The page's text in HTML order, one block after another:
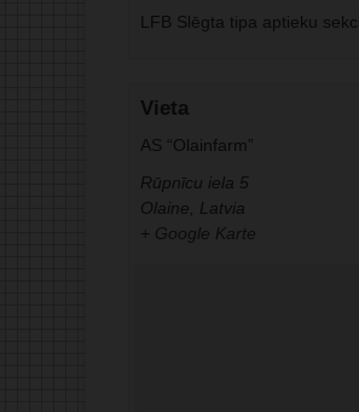
LFB Slēgta tipa aptieku
Vieta
AS “Olainfarm”
Rūpnīcu iela 5
Olaine
Latvia
+ Google Karte